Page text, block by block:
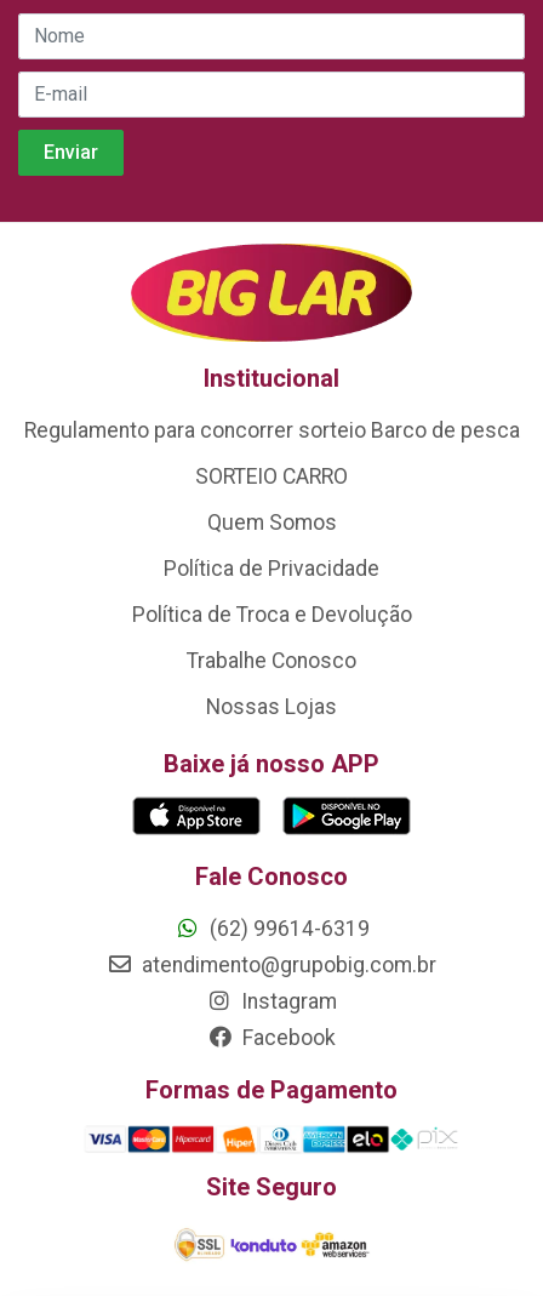
Institucional
Regulamento para concorrer sorteio Barco de pesca
SORTEIO CARRO
Quem Somos
Política de Privacidade
Política de Troca e Devolução
Trabalhe Conosco
Nossas Lojas
Baixe já nosso APP
Fale Conosco
(62) 99614-6319
atendimento@grupobig.com.br
Instagram
Facebook
Formas de Pagamento
Site Seguro